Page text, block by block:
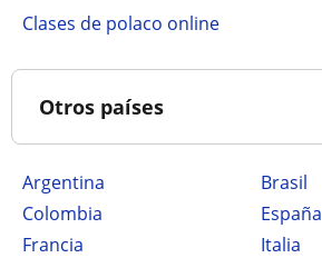
Clases de polaco online
Otros países
Argentina
Brasil
Colombia
España
Francia
Italia